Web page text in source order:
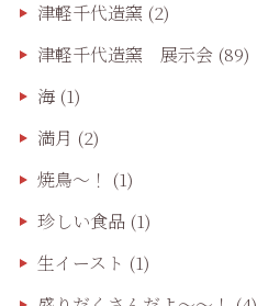
津軽千代造窯 (2)
津軽千代造窯 展示会(89)
海(1)
満月 (2)
焼鳥〜！ (1)
珍しい食品(1)
生イースト (1)